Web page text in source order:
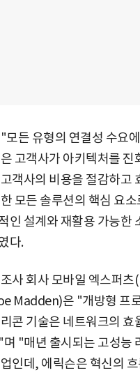
모든 유형의 연결성 수요
고객사가 아키텍처를
객사의 비용을 절감하고
모든 솔루션의 핵심 요
인 설계와 재활용 가능
다.
사 회사 모바일 엑스퍼
Madden)은 "개방형 프
콘 기술은 네트워크의
"매년 출시되는 고성능
인데, 에릭슨은 혁신의